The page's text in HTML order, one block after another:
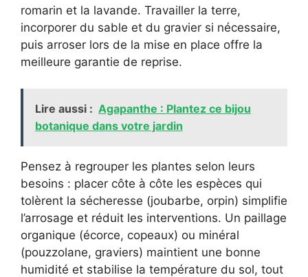
romarin et la lavande. Travailler la terre,
incorporer du sable et du gravier si nécessaire,
puis arroser lors de la mise en place offre la
meilleure garantie de reprise.
Lire aussi : Agapanthe : Plantez ce bijou
botanique dans votre jardin
Pensez à regrouper les plantes selon leurs
besoins : placer côte à côte les espèces qui
tolèrent la sécheresse (joubarbe, orpin) simplifie
l’arrosage et réduit les interventions. Un paillage
organique (écorce, copeaux) ou minéral
(pouzzolane, graviers) maintient une bonne
humidité et stabilise la température du sol, tout